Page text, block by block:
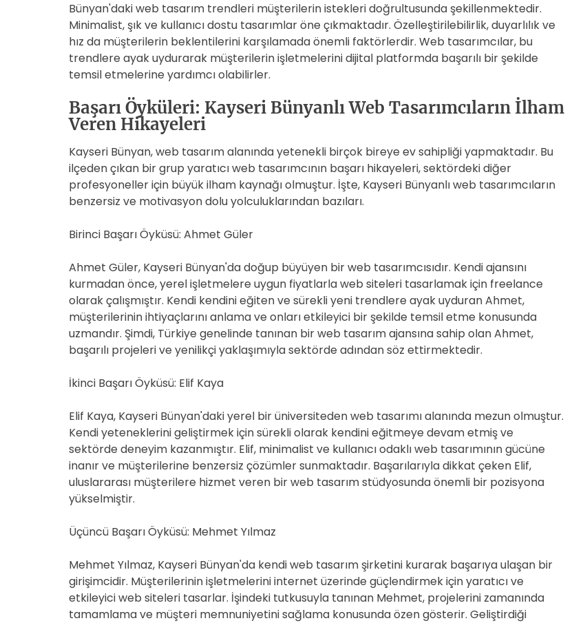
Bünyan'daki web tasarım trendleri müşterilerin istekleri doğrultusunda şekillenmektedir.
Minimalist, şık ve kullanıcı dostu tasarımlar öne çıkmaktadır. Özelleştirilebilirlik, duyarlılık ve
hız da müşterilerin beklentilerini karşılamada önemli faktörlerdir. Web tasarımcılar, bu
trendlere ayak uydurarak müşterilerin işletmelerini dijital platformda başarılı bir şekilde
temsil etmelerine yardımcı olabilirler.
Başarı Öyküleri: Kayseri Bünyanlı Web Tasarımcıların İlham
Veren Hikayeleri
Kayseri Bünyan, web tasarım alanında yetenekli birçok bireye ev sahipliği yapmaktadır. Bu
ilçeden çıkan bir grup yaratıcı web tasarımcının başarı hikayeleri, sektördeki diğer
profesyoneller için büyük ilham kaynağı olmuştur. İşte, Kayseri Bünyanlı web tasarımcıların
benzersiz ve motivasyon dolu yolculuklarından bazıları.
Birinci Başarı Öyküsü: Ahmet Güler
Ahmet Güler, Kayseri Bünyan'da doğup büyüyen bir web tasarımcısıdır. Kendi ajansını
kurmadan önce, yerel işletmelere uygun fiyatlarla web siteleri tasarlamak için freelance
olarak çalışmıştır. Kendi kendini eğiten ve sürekli yeni trendlere ayak uyduran Ahmet,
müşterilerinin ihtiyaçlarını anlama ve onları etkileyici bir şekilde temsil etme konusunda
uzmandır. Şimdi, Türkiye genelinde tanınan bir web tasarım ajansına sahip olan Ahmet,
başarılı projeleri ve yenilikçi yaklaşımıyla sektörde adından söz ettirmektedir.
İkinci Başarı Öyküsü: Elif Kaya
Elif Kaya, Kayseri Bünyan'daki yerel bir üniversiteden web tasarımı alanında mezun olmuştur.
Kendi yeteneklerini geliştirmek için sürekli olarak kendini eğitmeye devam etmiş ve
sektörde deneyim kazanmıştır. Elif, minimalist ve kullanıcı odaklı web tasarımının gücüne
inanır ve müşterilerine benzersiz çözümler sunmaktadır. Başarılarıyla dikkat çeken Elif,
uluslararası müşterilere hizmet veren bir web tasarım stüdyosunda önemli bir pozisyona
yükselmiştir.
Üçüncü Başarı Öyküsü: Mehmet Yılmaz
Mehmet Yılmaz, Kayseri Bünyan'da kendi web tasarım şirketini kurarak başarıya ulaşan bir
girişimcidir. Müşterilerinin işletmelerini internet üzerinde güçlendirmek için yaratıcı ve
etkileyici web siteleri tasarlar. İşindeki tutkusuyla tanınan Mehmet, projelerini zamanında
tamamlama ve müşteri memnuniyetini sağlama konusunda özen gösterir. Geliştirdiği